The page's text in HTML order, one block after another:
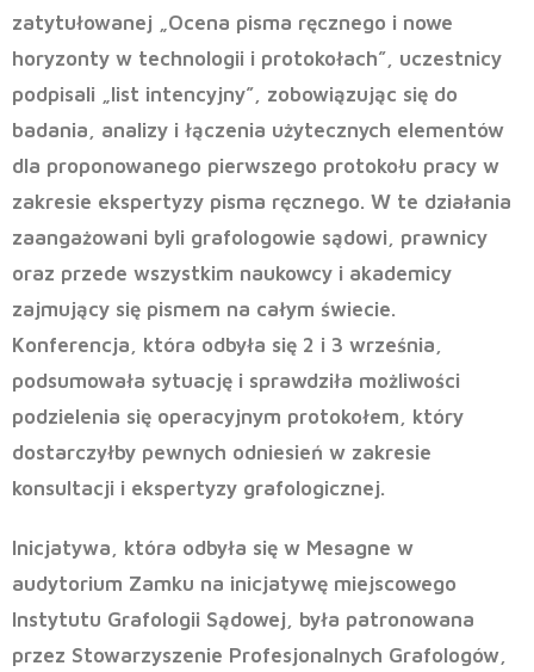
zatytułowanej „Ocena pisma ręcznego i nowe
horyzonty w technologii i protokołach”, uczestnicy
podpisali „list intencyjny”, zobowiązując się do
badania, analizy i łączenia użytecznych elementów
dla proponowanego pierwszego protokołu pracy w
zakresie ekspertyzy pisma ręcznego. W te działania
zaangażowani byli grafologowie sądowi, prawnicy
oraz przede wszystkim naukowcy i akademicy
zajmujący się pismem na całym świecie.
Konferencja, która odbyła się 2 i 3 września,
podsumowała sytuację i sprawdziła możliwości
podzielenia się operacyjnym protokołem, który
dostarczyłby pewnych odniesień w zakresie
konsultacji i ekspertyzy grafologicznej.
Inicjatywa, która odbyła się w Mesagne w
audytorium Zamku na inicjatywę miejscowego
Instytutu Grafologii Sądowej, była patronowana
przez Stowarzyszenie Profesjonalnych Grafologów,